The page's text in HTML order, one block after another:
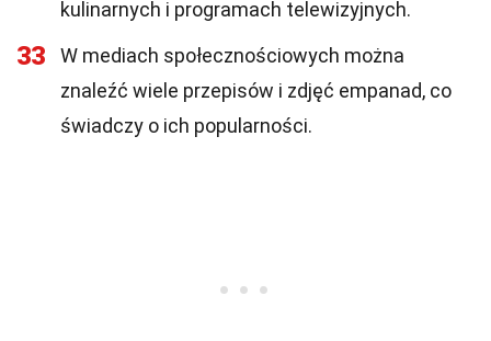
kulinarnych i programach telewizyjnych.
33
W mediach społecznościowych można
znaleźć wiele przepisów i zdjęć empanad, co
świadczy o ich popularności.